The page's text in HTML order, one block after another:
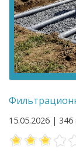
15.05.2026 |